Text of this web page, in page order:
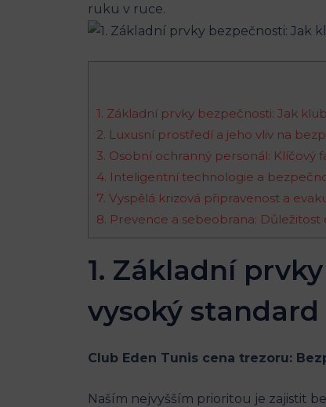
ruku v ruce.
1. Základní prvky bezpečnosti: Jak
2. Luxusní prostředí a jeho vliv na
3. Osobní ochranný personál: Klíčový
4. Inteligentní technologie a
7. Vyspělá krizová připravenost a
8. Prevence a sebeobrana:
1. Základní
vysoký
Club Eden Tunis cena trezoru:
Naším nejvyšším prioritou je zajistit